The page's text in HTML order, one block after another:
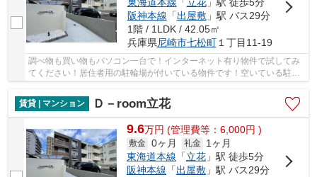
東海道本線 「立花」駅 徒歩5分
阪神本線 「出屋敷」駅 バス29分
1階 / 1LDK / 42.05㎡
兵庫県尼崎市七松町１丁目11-19
調べ物も買い物もパソコン一台で！インターネット有り物件で試してみ
てください！居住者用の駐輪場が付いている物件です！空いている駐車
賃貸 | マンション
Ｄ－room立花
9.6万円 (管理費等：6,000円 )
敷金 0ヶ月 礼金 1ヶ月
東海道本線 「立花」駅 徒歩5分
阪神本線 「出屋敷」駅 バス29分